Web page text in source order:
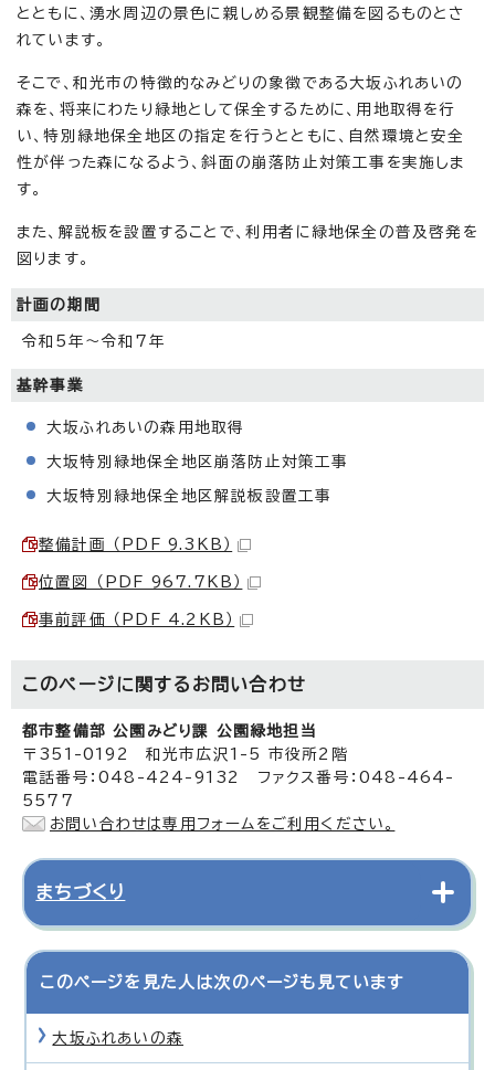
とともに、湧水周辺の景色に親しめる景観整備を図るものとさ
れています。
そこで、和光市の特徴的なみどりの象徴である大坂ふれあいの
森を、将来にわたり緑地として保全するために、用地取得を行
い、特別緑地保全地区の指定を行うとともに、自然環境と安全
性が伴った森になるよう、斜面の崩落防止対策工事を実施しま
す。
また、解説板を設置することで、利用者に緑地保全の普及啓発を
図ります。
計画の期間
令和5年～令和7年
基幹事業
大坂ふれあいの森用地取得
大坂特別緑地保全地区崩落防止対策工事
大坂特別緑地保全地区解説板設置工事
整備計画 （PDF 9.3KB）
位置図 （PDF 967.7KB）
事前評価 （PDF 4.2KB）
このページに関する お問い合わせ
都市整備部 公園みどり課 公園緑地担当
〒351-0192 和光市広沢1-5 市役所2階
電話番号：048-424-9132 ファクス番号：048-464-
5577
お問い合わせは専用フォームをご利用ください。
まちづくり
このページを見た人は次のページも見ています
大坂ふれあいの森